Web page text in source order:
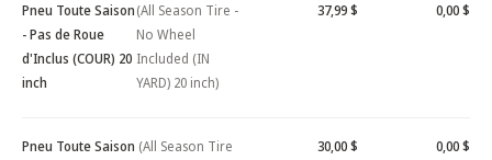
Pneu Toute Saison
- Pas de Roue
d'Inclus (COUR) 20
inch
(All Season Tire -
No Wheel
Included (IN
YARD) 20 inch)
37,99 $ 0,00 $
Pneu Toute Saison (All Season Tire
30,00 $ 0,00 $